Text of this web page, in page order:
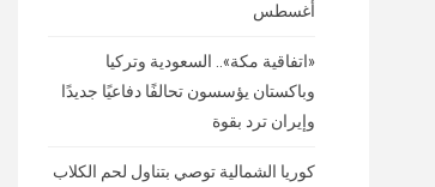
أغسطس
«اتفاقية مكة».. السعودية وتركيا
وباكستان يؤسسون تحالفًا دفاعيًا جديدًا
وإيران ترد بقوة
كوريا الشمالية توصي بتناول لحم الكلاب